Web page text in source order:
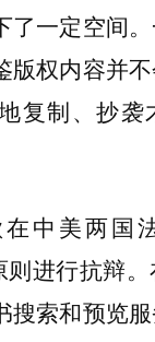
了一定空间
版权内容并
复制、抄袭
中美两国
则进行抗辩
搜索和预览